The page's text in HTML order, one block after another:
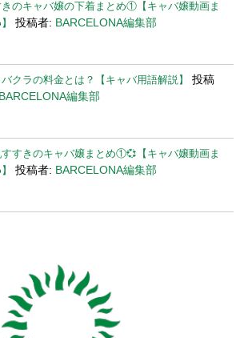
のキャバ嬢の下着まとめ①【キャバ嬢動画ま
投稿者: BARCELONA編集部
バクラの料金とは？【キャバ用語解説】
投稿
BARCELONA編集部
すすきのキャバ嬢まとめ①💞【キャバ嬢動画ま
投稿者: BARCELONA編集部